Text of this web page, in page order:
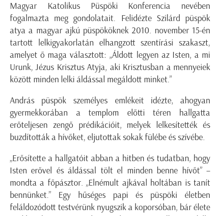
Magyar Katolikus Püspöki Konferencia nevében
fogalmazta meg gondolatait. Felidézte Szilárd püspök
atya a magyar ajkú püspököknek 2010. november 15-én
tartott lelkigyakorlatán elhangzott szentírási szakaszt,
amelyet ő maga választott: „Áldott legyen az Isten, a mi
Urunk, Jézus Krisztus Atyja, aki Krisztusban a mennyeiek
között minden lelki áldással megáldott minket.”
András püspök személyes emlékeit idézte, ahogyan
gyermekkorában a templom előtti téren hallgatta
erőteljesen zengő prédikációit, melyek lelkesítették és
buzdították a hívőket, eljutottak sokak fülébe és szívébe.
„Erősítette a hallgatóit abban a hitben és tudatban, hogy
Isten erővel és áldással tölt el minden benne hívőt” –
mondta a főpásztor. „Elnémult ajkával holtában is tanít
bennünket.” Egy hűséges papi és püspöki életben
feláldozódott testvérünk nyugszik a koporsóban, bár élete